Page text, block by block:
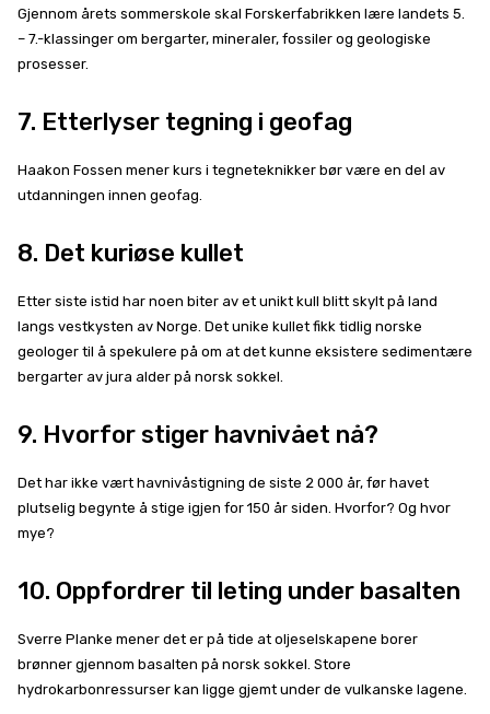
Gjennom årets sommerskole skal Forskerfabrikken lære landets 5.
– 7.-klassinger om bergarter, mineraler, fossiler og geologiske
prosesser.
7. Etterlyser tegning i geofag
Haakon Fossen mener kurs i tegneteknikker bør være en del av
utdanningen innen geofag.
8. Det kuriøse kullet
Etter siste istid har noen biter av et unikt kull blitt skylt på land
langs vestkysten av Norge. Det unike kullet fikk tidlig norske
geologer til å spekulere på om at det kunne eksistere sedimentære
bergarter av jura alder på norsk sokkel.
9. Hvorfor stiger havnivået nå?
Det har ikke vært havnivåstigning de siste 2 000 år, før havet
plutselig begynte å stige igjen for 150 år siden. Hvorfor? Og hvor
mye?
10. Oppfordrer til leting under basalten
Sverre Planke mener det er på tide at oljeselskapene borer
brønner gjennom basalten på norsk sokkel. Store
hydrokarbonressurser kan ligge gjemt under de vulkanske lagene.